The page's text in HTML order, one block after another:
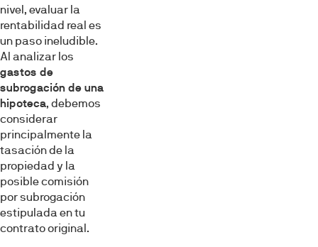
nivel, evaluar la
rentabilidad real es
un paso ineludible.
Al analizar los
gastos de
subrogación de una
hipoteca, debemos
considerar
principalmente la
tasación de la
propiedad y la
posible comisión
por subrogación
estipulada en tu
contrato original.